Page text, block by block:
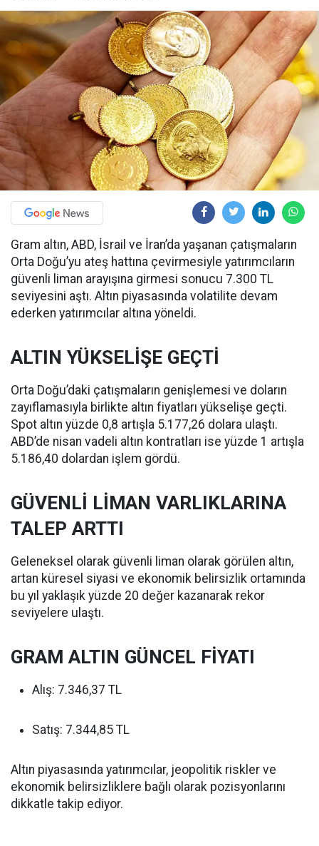
Gram altın, ABD, İsrail ve İran’da yaşanan çatışmaların
Orta Doğu’yu ateş hattına çevirmesiyle yatırımcıların
güvenli liman arayışına girmesi sonucu 7.300 TL
seviyesini aştı. Altın piyasasında volatilite devam
ederken yatırımcılar altına yöneldi.
ALTIN YÜKSELİŞE GEÇTİ
Orta Doğu’daki çatışmaların genişlemesi ve doların
zayıflamasıyla birlikte altın fiyatları yükselişe geçti.
Spot altın yüzde 0,8 artışla 5.177,26 dolara ulaştı.
ABD’de nisan vadeli altın kontratları ise yüzde 1 artışla
5.186,40 dolardan işlem gördü.
GÜVENLİ LİMAN VARLIKLARINA
TALEP ARTTI
Geleneksel olarak güvenli liman olarak görülen altın,
artan küresel siyasi ve ekonomik belirsizlik ortamında
bu yıl yaklaşık yüzde 20 değer kazanarak rekor
seviyelere ulaştı.
GRAM ALTIN GÜNCEL FİYATI
Alış: 7.346,37 TL
Satış: 7.344,85 TL
Altın piyasasında yatırımcılar, jeopolitik riskler ve
ekonomik belirsizliklere bağlı olarak pozisyonlarını
dikkatle takip ediyor.